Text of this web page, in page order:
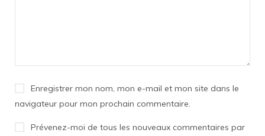
Enregistrer mon nom, mon e-mail et mon site dans le
navigateur pour mon prochain commentaire.
Prévenez-moi de tous les nouveaux commentaires par